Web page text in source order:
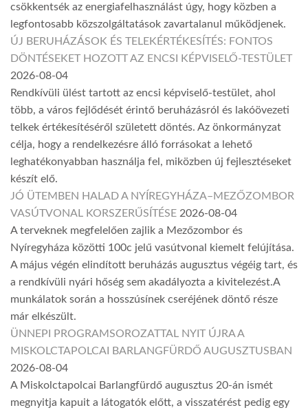
csökkentsék az energiafelhasználást úgy, hogy közben a
legfontosabb közszolgáltatások zavartalanul működjenek.
ÚJ BERUHÁZÁSOK ÉS TELEKÉRTÉKESÍTÉS: FONTOS
DÖNTÉSEKET HOZOTT AZ ENCSI KÉPVISELŐ-TESTÜLET
2026-08-04
Rendkívüli ülést tartott az encsi képviselő-testület, ahol
több, a város fejlődését érintő beruházásról és lakóövezeti
telkek értékesítéséről született döntés. Az önkormányzat
célja, hogy a rendelkezésre álló forrásokat a lehető
leghatékonyabban használja fel, miközben új fejlesztéseket
készít elő.
JÓ ÜTEMBEN HALAD A NYÍREGYHÁZA–MEZŐZOMBOR
VASÚTVONAL KORSZERŰSÍTÉSE 2026-08-04
A terveknek megfelelően zajlik a Mezőzombor és
Nyíregyháza közötti 100c jelű vasútvonal kiemelt felújítása.
A május végén elindított beruházás augusztus végéig tart, és
a rendkívüli nyári hőség sem akadályozta a kivitelezést.A
munkálatok során a hosszúsínek cseréjének döntő része
már elkészült.
ÜNNEPI PROGRAMSOROZATTAL NYIT ÚJRA A
MISKOLCTAPOLCAI BARLANGFÜRDŐ AUGUSZTUSBAN
2026-08-04
A Miskolctapolcai Barlangfürdő augusztus 20-án ismét
megnyitja kapuit a látogatók előtt, a visszatérést pedig egy